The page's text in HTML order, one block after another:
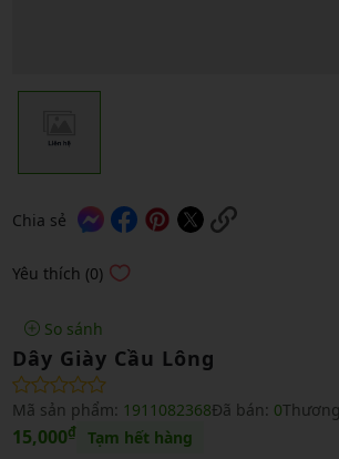
Chia sẻ
Yêu thích (0)
So sánh
Dây Giày Cầu Lông
Mã sản phẩm: 1911082368Đã bán: 0
15,000₫ Tạm hết hàng